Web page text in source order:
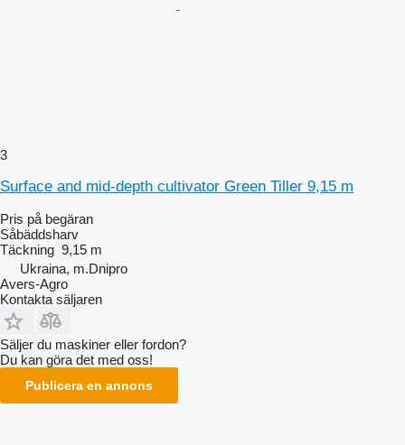
3
Surface and mid-depth cultivator Green Tiller 9,15 m
Pris på begäran
Såbäddsharv
Täckning 9,15 m
Ukraina, m.Dnipro
Avers-Agro
Kontakta säljaren
Säljer du maskiner eller fordon?
Du kan göra det med oss!
Publicera en annons